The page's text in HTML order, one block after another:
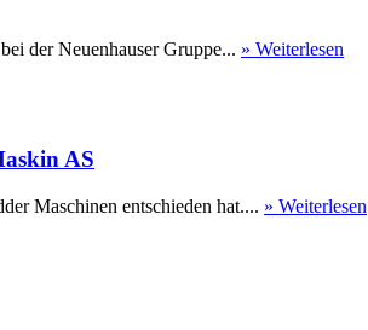
der Neuenhauser Gruppe... » Weiterlesen
AS
Maschinen entschieden hat.... » Weiterlesen